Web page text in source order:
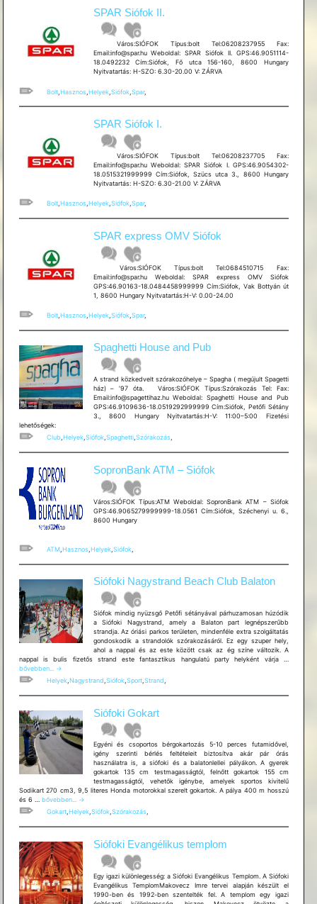
SPAR Siófok II.
Város:SIÓFOK Típus:bolt Tel:06208237955 Fax:
Email:info@spar.hu Weboldal: SPAR Siófok II. GPS:46.9051114-
18.0492232 Cím:Siófok, Fő utca 156-160, 8600 Hungary
Nyitvatartás: H-SZO: 6.30-20.00 V: ZÁRVA
Bolt, Hasznos, Helyek, Siófok, Spar,
SPAR Siófok I.
Város:SIÓFOK Típus:bolt Tel:06208237705 Fax:
Email:info@spar.hu Weboldal: SPAR Siófok I. GPS:46.9054302-
18.0515321999999 Cím:Siófok, Szücs utca 3., 8600 Hungary
Nyitvatartás: H-SZO: 6.30-21.00 V: ZÁRVA
Bolt, Hasznos, Helyek, Siófok, Spar,
SPAR express OMV Siófok
Város:SIÓFOK Típus:bolt Tel:0684510715 Fax:
Email:info@spar.hu Weboldal: SPAR express OMV Siófok
GPS:46.90163-18.0484458999999 Cím:Siófok, Vak Bottyán út
1, 8600 Hungary Nyitvatartás:H-V: 0.00-24.00
Bolt, Hasznos, Helyek, Siófok, Spar,
Spaghetti House and Pub
A strand közkedvelt szórakozóhelye – Spagha ( megújult Spagetti
ház) – ’97 óta. Város:SIÓFOK Típus:Szórakozás Tel: Fax:
Email:info@spagettihaz.hu Weboldal: Spaghetti House and Pub
GPS:46.9109636-18.0519292999999 Cím:Siófok, Petőfi Sétány
3., 8600 Hungary Nyitvatartás:H-V: 11:00–5:00 Fizetési
lehetőségek:
Club Helyek, Siófok, Spaghetti, Szórakozás,
SopronBank ATM – Siófok
Város:SIÓFOK Típus:ATM Weboldal: SopronBank ATM – Siófok
GPS:46.9065279999999-18.0561 Cím:Siófok, Széchenyi u. 6.,
8600 Hungary
ATM, Hasznos, Helyek, Siófok,
Siófoki Nagystrand Beach Club Balaton
Siófok mindig nyüzsgő Petőfi sétányával párhuzamosan húzódik
a Siófoki Nagystrand, amely a Balaton part legnépszerűbb
strandja. Az óriási parkos területen, mindenféle extra szolgáltatás
gondoskodik a strandolók szórakozásáról. Ez egy szuper hely,
ahol a nappal és az este között csak az ég színe változik. A
nappal is bulis fizetős strand este fantasztikus hangulatú party helyként várja …
Balaton
bővebben...
→
Helyek, Nagystrand Siófok, Sport, Strand
Siófoki Gokart
Egyéni és csoportos bérgokartozás 5-10 perces futamidővel,
igény szerinti bérlés feltételeit biztosítva akár pár órás
használatra is, a siófoki és a balatonlellei pályákon. A gyerek
gokartok 135 cm testmagasságtól, felnőtt gokartok 155 cm
testmagasságtól, vehetők igénybe, amelyek sportos kivitelű
Sodikart 270 cm3, 9,5 literes Honda motorokkal szerelt gokartok. A pálya 400 m hosszú
és 6 … Siófoki
Gokart
bővebben... →
Gokart, Helyek, Siófok, Szórakozás,
Siófoki Evangélikus templom
Egy igazi különlegesség: a Siófoki Evangélikus Templom. A Siófoki
Evangélikus TemplomMakovecz Imre tervei alapján készült el
1990-ben és 1992-ben szentelték fel. A templom egy igazi